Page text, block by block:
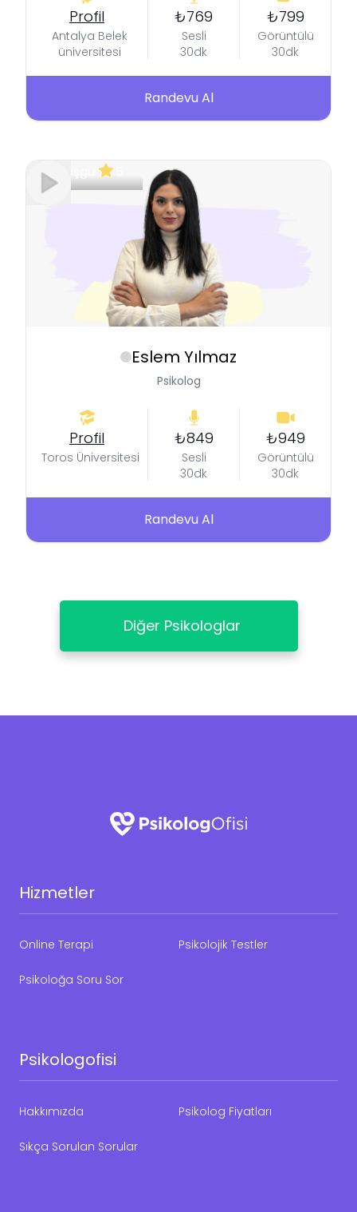
Profil
Antalya Belek
üniversitesi
₺769
Sesli
30dk
₺799
Görüntülü
30dk
Randevu Al
Eslem Yılmaz
Psikolog
Profil
Toros Üniversitesi
₺849
Sesli
30dk
₺949
Görüntülü
30dk
Randevu Al
Diğer Psikologlar
Hizmetler
Online Terapi Psikolojik Testler
Psikoloğa Soru Sor
Psikologofisi
Hakkımızda Psikolog Fiyatları
Sıkça Sorulan Sorular